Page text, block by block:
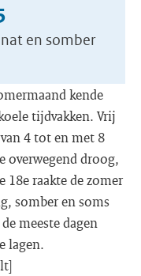
en somber
kende
tijdvakken. Vrij
4 tot en met 8
overwegend droog,
18e raakte de zomer
somber en soms
meeste dagen
lagen.